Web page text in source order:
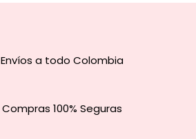
Envíos a todo Colombia
Compras 100% Seguras